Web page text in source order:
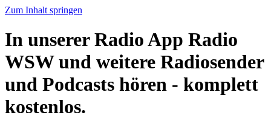
Zum Inhalt springen
In unserer Radio App Radio
WSW und weitere Radiosender
und Podcasts hören - komplett
kostenlos.